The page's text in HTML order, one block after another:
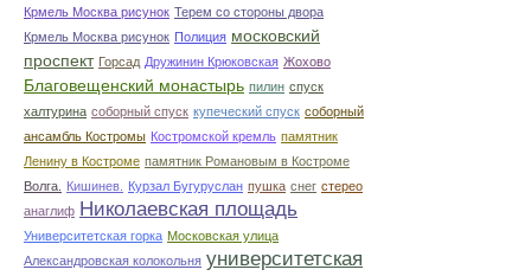
Крмель Москва рисунок Терем со стороны двора
Крмель Москва рисунок Полиция московский
проспект Горсад Дружинин Крюковская Жохово
Благовещенский монастырь пилин спуск
халтурина соборный спуск купеческий спуск соборный
ансамбль Костромы Костромской кремль памятник
Ленину в Костроме памятник Романовым в Костроме
Волга.
Кишинев. Курзал Бугуруслан пушка снег стерео
анаглиф Николаевская площадь
Университетская горка Московская улица
Александровская колокольня университетская